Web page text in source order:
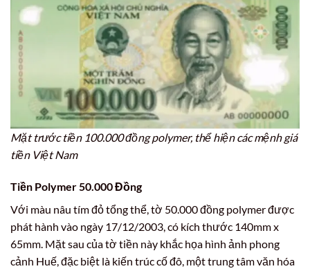
Mặt trước tiền 100.000 đồng polymer, thể hiện các mệnh giá
tiền Việt Nam
Tiền Polymer 50.000 Đồng
Với màu nâu tím đỏ tổng thể, tờ 50.000 đồng polymer được
phát hành vào ngày 17/12/2003, có kích thước 140mm x
65mm. Mặt sau của tờ tiền này khắc họa hình ảnh phong
cảnh Huế, đặc biệt là kiến trúc cố đô, một trung tâm văn hóa